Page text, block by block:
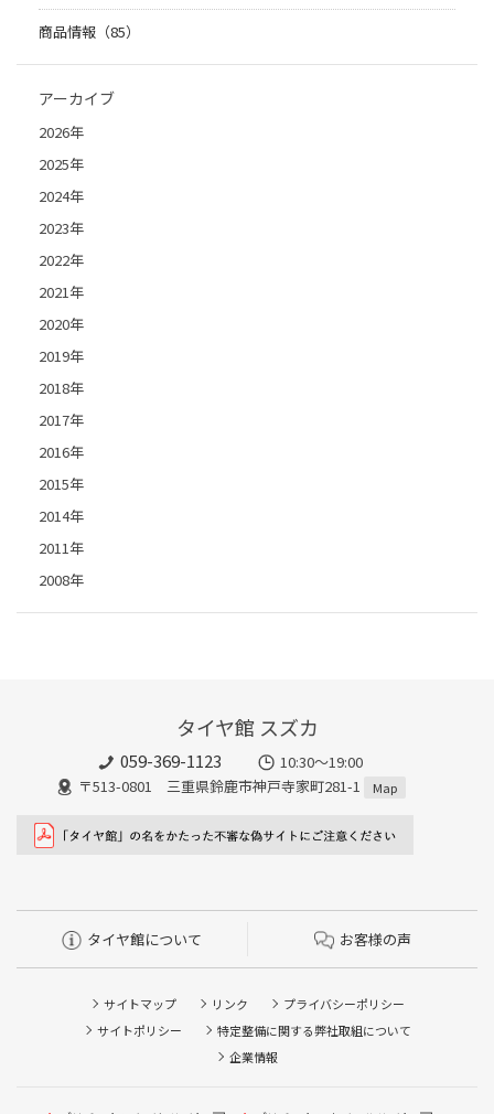
商品情報（85）
アーカイブ
2026年
2025年
2024年
2023年
2022年
2021年
2020年
2019年
2018年
2017年
2016年
2015年
2014年
2011年
2008年
タイヤ館 スズカ
059-369-1123
10:30～19:00
〒513-0801 三重県鈴鹿市神戸寺家町281-1
Map
タイヤ館について お客様の声
サイトマップ リンク
プライバシーポリシー
サイトポリシー
特定整備に関する弊社取組について
企業情報